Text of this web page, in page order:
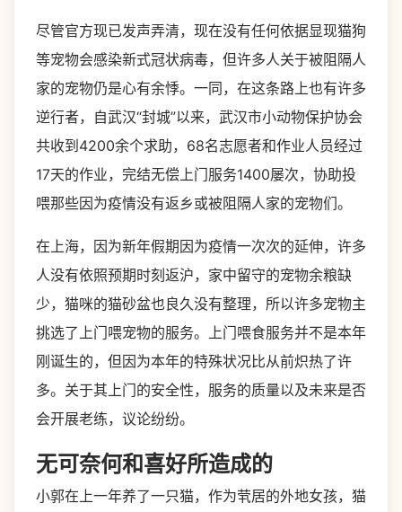
尽管官方现已发声弄清，现在没有任何依据显现猫狗
等宠物会感染新式冠状病毒，但许多人关于被阻隔人
家的宠物仍是心有余悸。一同，在这条路上也有许多
逆行者，自武汉“封城”以来，武汉市小动物保护协会
共收到4200余个求助，68名志愿者和作业人员经过
17天的作业，完结无偿上门服务1400屡次，协助投
喂那些因为疫情没有返乡或被阻隔人家的宠物们。
在上海，因为新年假期因为疫情一次次的延伸，许多
人没有依照预期时刻返沪，家中留守的宠物余粮缺
少，猫咪的猫砂盆也良久没有整理，所以许多宠物主
挑选了上门喂宠物的服务。上门喂食服务并不是本年
刚诞生的，但因为本年的特殊状况比从前炽热了许
多。关于其上门的安全性，服务的质量以及未来是否
会开展老练，议论纷纷。
无可奈何和喜好所造成的
小郭在上一年养了一只猫，作为茕居的外地女孩，猫